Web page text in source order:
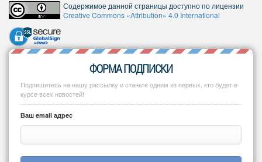
Содержимое данной страницы доступно по лицензии
Creative Commons «Attribution» 4.0 International
ФОРМА ПОДПИСКИ
Подпишитесь на нашу рассылку и станьте одним из первых, кто будет в
курсе всех новостей!
Ваш email адрес